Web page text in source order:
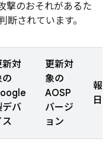
撃のおそれがあるた
されています。
新対
の
デバ
ス
更新対
象の
AOSP
バージ
ョン
報告
日